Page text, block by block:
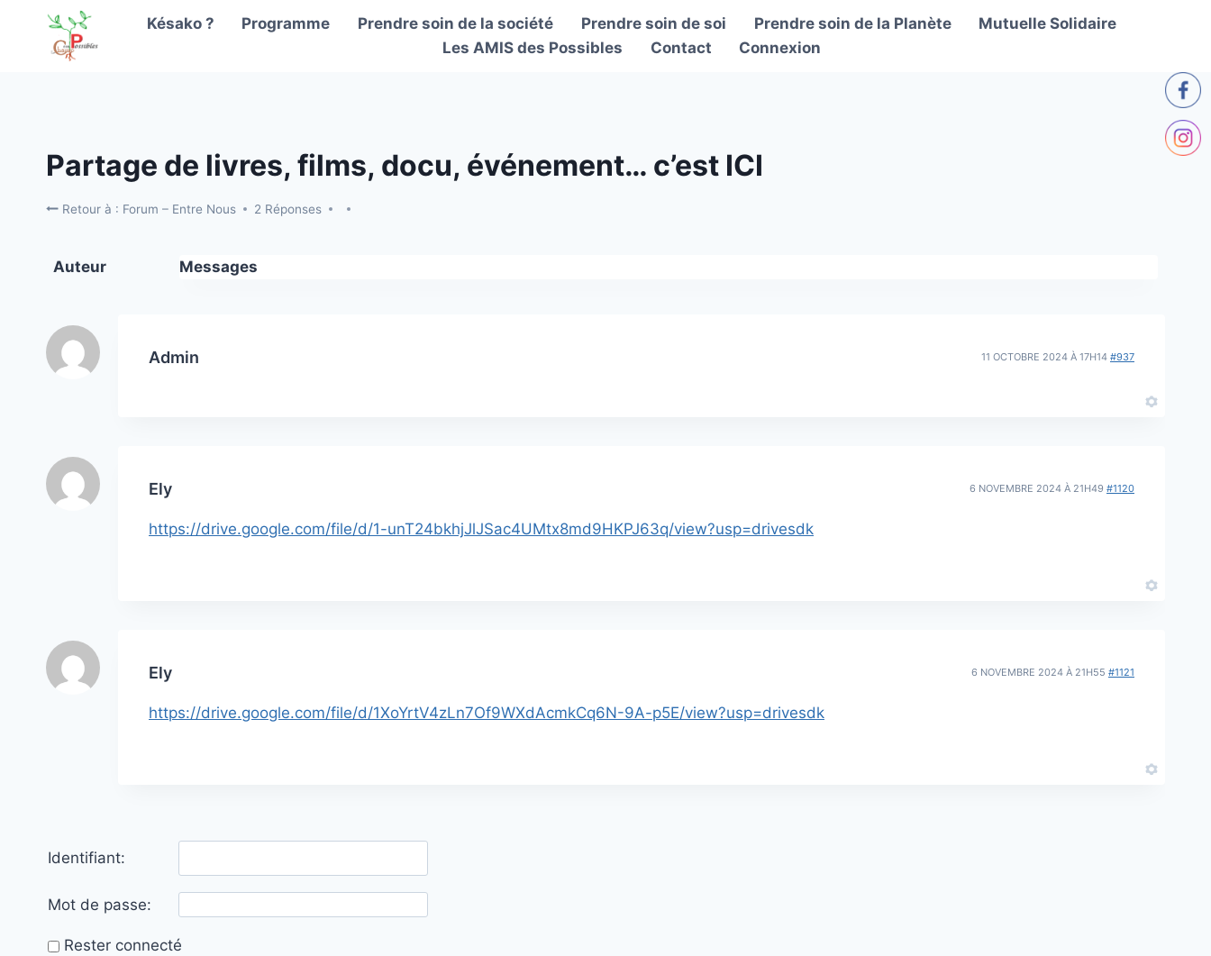
contenu
Késako ? Programme Prendre soin de la société Prendre soin de soi Prendre soin de la Planète
Mutuelle Solidaire
Les AMIS des Possibles
Contact Connexion
Partage de livres, films, docu, événement… c’est ICI
Retour à : Forum – Entre Nous 2 Réponses
Auteur Messages
Admin 11 OCTOBRE 2024 À 17H14 #937
Ely 6 NOVEMBRE 2024 À 21H49 #1120
https://drive.google.com/file/d/1-unT24bkhjJlJSac4UMtx8md9HKPJ63q/view?usp=drivesdk
Ely 6 NOVEMBRE 2024 À 21H55 #1121
https://drive.google.com/file/d/1XoYrtV4zLn7Of9WXdAcmkCq6N-9A-p5E/view?usp=drivesdk
Identifiant:
Mot de passe:
Rester connecté